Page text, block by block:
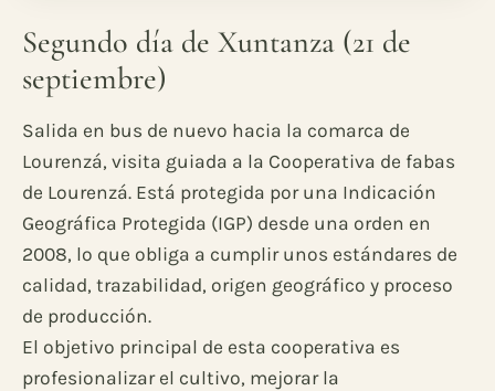
Segundo día de Xuntanza (21 de
septiembre)
Salida en bus de nuevo hacia la comarca de
Lourenzá, visita guiada a la Cooperativa de fabas
de Lourenzá. Está protegida por una Indicación
Geográfica Protegida (IGP) desde una orden en
2008, lo que obliga a cumplir unos estándares de
calidad, trazabilidad, origen geográfico y proceso
de producción.
El objetivo principal de esta cooperativa es
profesionalizar el cultivo, mejorar la